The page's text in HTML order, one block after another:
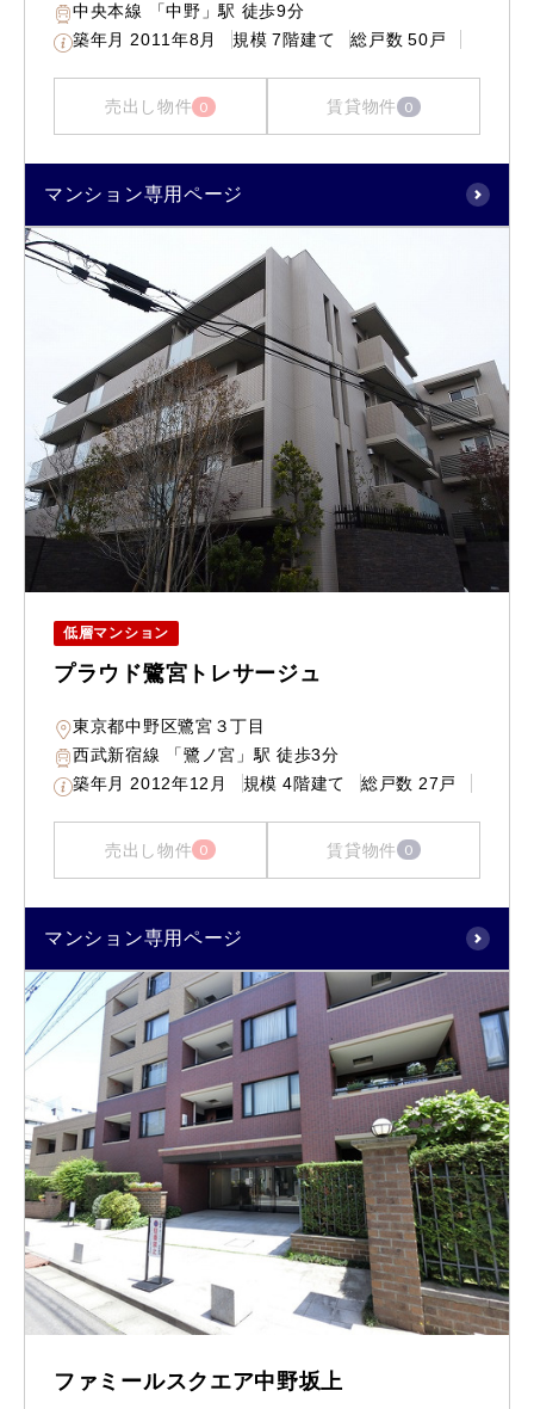
中央本線 「中野」駅 徒歩9分
築年月 2011年8月 規模 7階建て 総戸数 50戸
売出し物件 0 賃貸物件 0
マンション専用ページ
低層マンション
プラウド鷺宮トレサージュ
東京都中野区鷺宮３丁目
西武新宿線 「鷺ノ宮」駅 徒歩3分
築年月 2012年12月 規模 4階建て 総戸数 27戸
売出し物件 0 賃貸物件 0
マンション専用ページ
ファミールスクエア中野坂上